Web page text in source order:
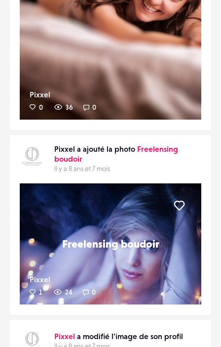
Pixxel
0 36 0
Pixxel a ajouté la photo Freelensing
boudoir
Il y a 8 ans et 7 mois
Freelensing boudoir
Pixxel
1 24 0
Pixxel a modifié l'image de son profil